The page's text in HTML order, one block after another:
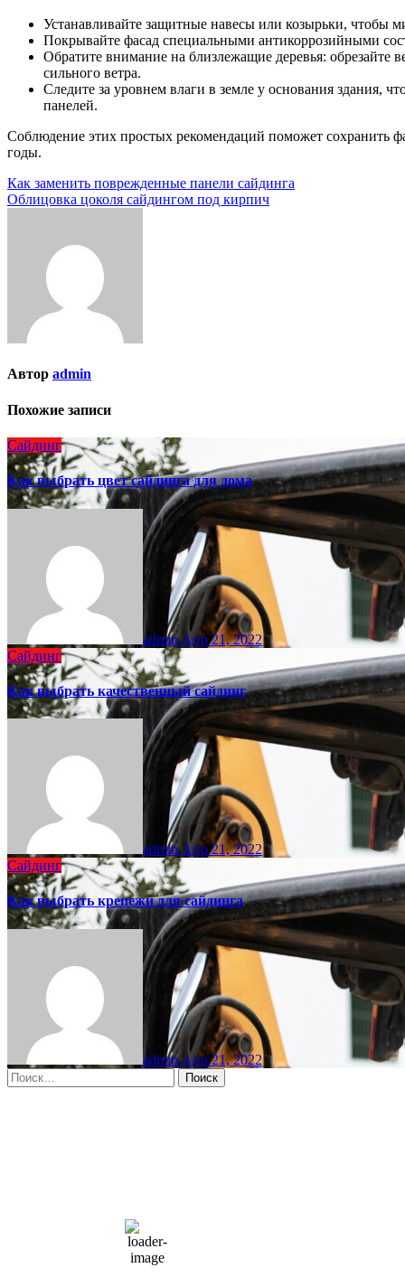
Устанавливайте защитные навесы или козырьки, чтобы
Покрывайте фасад специальными антикоррозийными
Обратите внимание на близлежащие деревья: обрезайте
сильного ветра.
Следите за уровнем влаги в земле у основания здания,
панелей.
Соблюдение этих простых рекомендаций поможет сохранить
годы.
Навигация
по
Как заменить поврежденные панели сайдинга
Облицовка цоколя сайдингом под кирпич
Автор admin
Похожие записи
Сайдинг
Как выбрать цвет сайдинга для дома
adminАпр 21, 2022
Сайдинг
Как выбрать качественный сайдинг
adminАпр 21, 2022
Сайдинг
Как выбрать крепежи для сайдинга
adminАпр 21, 2022
Найти:
66 %
1004 мб
10 mph